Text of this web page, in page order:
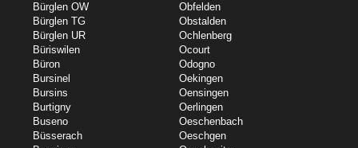
Bürglen OW
Bürglen TG
Bürglen UR
Büriswilen
Büron
Bursinel
Bursins
Burtigny
Buseno
Büsserach
Obfelden
Obstalden
Ochlenberg
Ocourt
Odogno
Oekingen
Oensingen
Oerlingen
Oeschenbach
Oeschgen